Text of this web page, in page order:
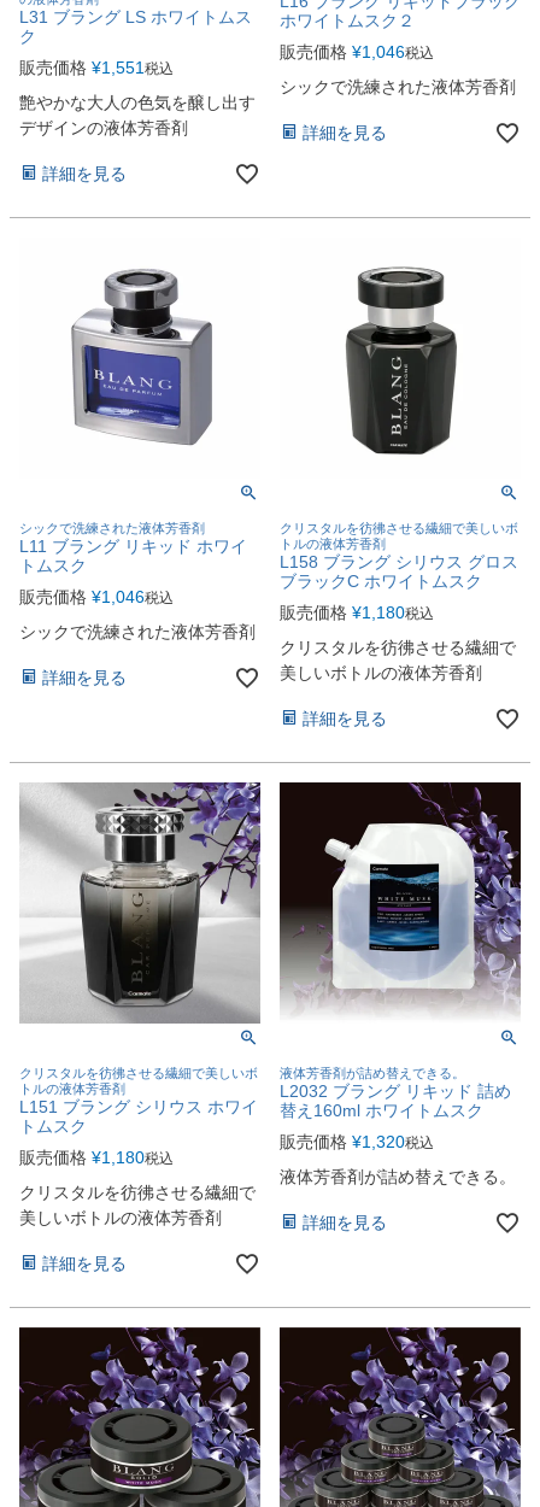
L31 ブラング LS ホワイトムス
ク
販売価格 ¥1,551 税込
艶やかな大人の色気を醸し出す
デザインの液体芳香剤
詳細を見る
ホワイトムスク２
販売価格 ¥1,046税込
シックで洗練された液体芳香剤
詳細を見る
シックで洗練された液体芳香剤
L11 ブラング リキッド ホワイ
トムスク
販売価格 ¥1,046税込
シックで洗練された液体芳香剤
詳細を見る
クリスタルを彷彿させる繊細で美しいボ
トルの液体芳香剤
L158 ブラング シリウス グロス
ブラックC ホワイトムスク
販売価格 ¥1,180税込
クリスタルを彷彿させる繊細で
美しいボトルの液体芳香剤
詳細を見る
クリスタルを彷彿させる繊細で美しいボ
トルの液体芳香剤
L151 ブラング シリウス ホワイ
トムスク
販売価格 ¥1,180税込
クリスタルを彷彿させる繊細で
美しいボトルの液体芳香剤
詳細を見る
液体芳香剤が詰め替えできる。
L2032 ブラング リキッド 詰め
替え160ml ホワイトムスク
販売価格 ¥1,320税込
液体芳香剤が詰め替えできる。
詳細を見る